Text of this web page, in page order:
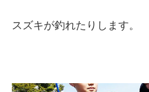
スズキが釣れたりします。